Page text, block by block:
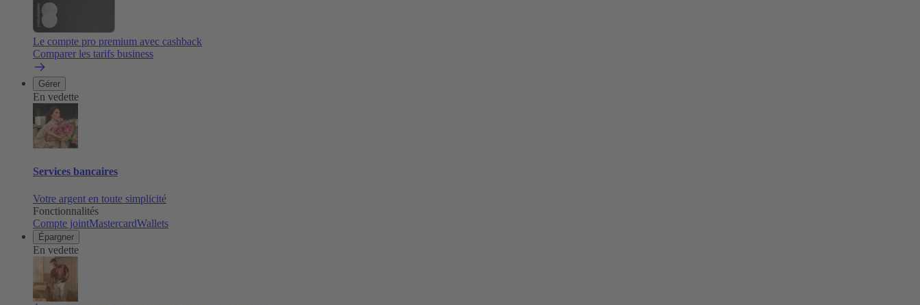
Le compte pro premium avec cashback
Comparer les tarifs business
Gérer
En vedette
Services bancaires
Votre argent en toute simplicité
Fonctionnalités
Compte jointMastercardWallets
Épargner
En vedette